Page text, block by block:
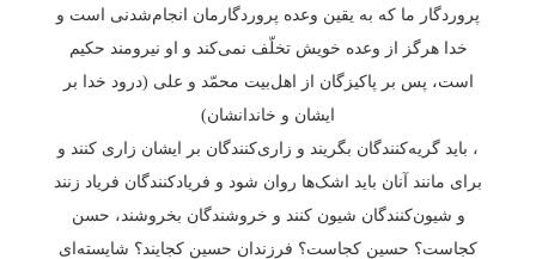
پروردگار ما که به یقین وعده پروردگارمان انجام‌شدنی است و
خدا هرگز از وعده خویش تخلّف نمی‌کند و او نیرومند حکیم
است، پس بر پاکیزگان از اهل‌بیت محمّد و علی (درود خدا بر
ایشان و خاندانشان)
، باید گریه‌کنندگان بگریند و زاری‌کنندگان بر ایشان زاری کنند و
برای مانند آنان باید اشک‌ها روان شود و فریادکنندگان فریاد زنند
و شیون‌کنندگان شیون کنند و خروشندگان بخروشند، حسن
کجاست؟ حسین کجاست؟ فرزندان حسین کجایند؟ شایسته‌ای